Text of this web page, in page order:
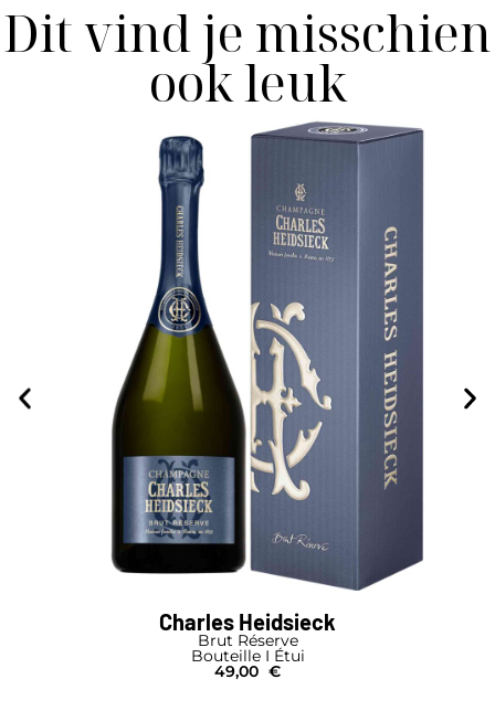
Dit vind je misschien
ook leuk
Charles Heidsieck
Brut Réserve
Bouteille I Étui
49,00 €